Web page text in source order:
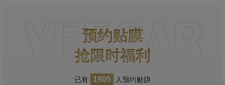
预约贴膜
抢限时福利
已有 1905 人预约贴膜